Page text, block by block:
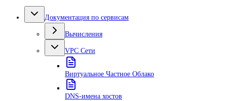
Документация по сервисам
Вычисления
VPC Сети
Виртуальное Частное Облако
DNS-имена хостов